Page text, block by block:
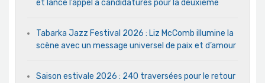
et lance l’appel à candidatures pour la deuxième
Tabarka Jazz Festival 2026 : Liz McComb illumine la
scène avec un message universel de paix et d’amour
Saison estivale 2026 : 240 traversées pour le retour